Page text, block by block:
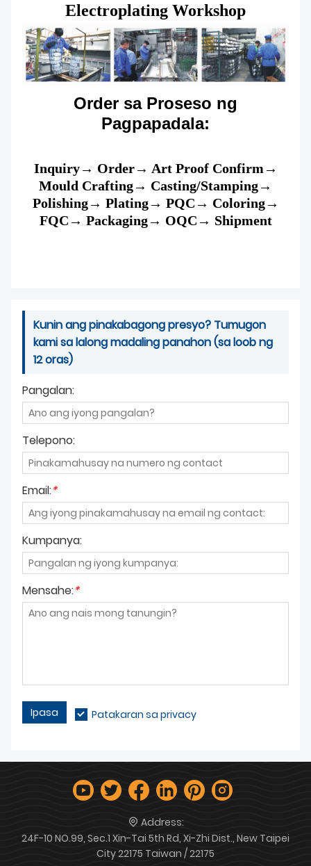
Electroplating Workshop
Order sa Proseso ng
Pagpapadala:
Inquiry→ Order→ Art Proof Confirm→
Mould Crafting→ Casting/Stamping→
Polishing→ Plating→ PQC→ Coloring→
FQC→ Packaging→ OQC→ Shipment
Kunin ang pinakabagong presyo? Tumugon
kami sa lalong madaling panahon (sa loob ng
12 oras)
Pangalan:
Telepono:
Email:*
Kumpanya:
Mensahe:*
Ipasa Patakaran sa privacy
Address:
24F-10 NO.99, Sec.1 Xin-Tai 5th Rd, Xi-Zhi Dist., New Taipei
City 22175 Taiwan / 22175